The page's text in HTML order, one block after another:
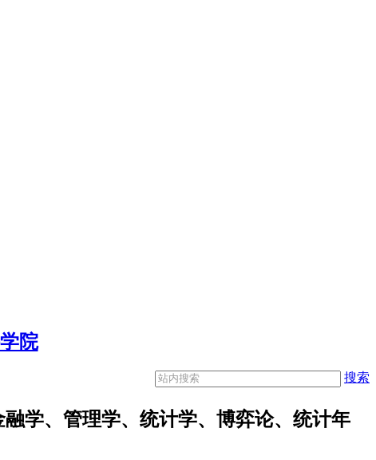
院
搜索
学、管理学、统计学、博弈论、统计年